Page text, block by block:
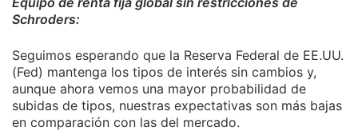
Schroders:
Seguimos esperando que la Reserva Federal de EE.UU.
(Fed) mantenga los tipos de interés sin cambios y,
aunque ahora vemos una mayor probabilidad de
subidas de tipos, nuestras expectativas son más bajas
en comparación con las del mercado.